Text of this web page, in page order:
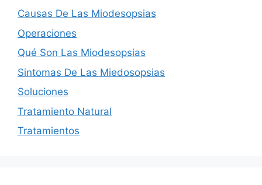
Causas De Las Miodesopsias
Operaciones
Qué Son Las Miodesopsias
Sintomas De Las Miedosopsias
Soluciones
Tratamiento Natural
Tratamientos